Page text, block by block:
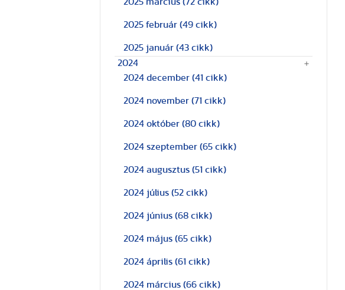
2025 február (49 cikk)
2025 január (43 cikk)
2024
2024 december (41 cikk)
2024 november (71 cikk)
2024 október (80 cikk)
2024 szeptember (65 cikk)
2024 augusztus (51 cikk)
2024 július (52 cikk)
2024 június (68 cikk)
2024 május (65 cikk)
2024 április (61 cikk)
2024 március (66 cikk)